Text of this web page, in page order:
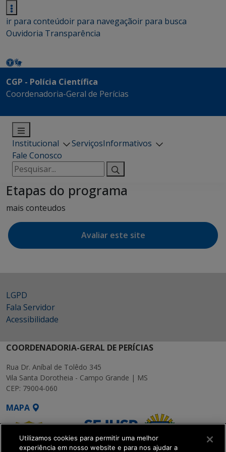
ir para conteúdoir para navegaçãoir para busca
Ouvidoria Transparência
CGP - Polícia Científica
Coordenadoria-Geral de Perícias
Institucional ServiçosInformativos
Fale Conosco
Pesquisar
por:
Etapas do programa
mais conteudos
Avaliar este site
LGPD
Fala Servidor
Acessibilidade
COORDENADORIA-GERAL DE PERÍCIAS
Rua Dr. Aníbal de Tolêdo 345
Vila Santa Dorotheia - Campo Grande | MS
CEP: 79004-060
MAPA
Utilizamos cookies para permitir uma melhor
experiência em nosso website e para nos ajudar a